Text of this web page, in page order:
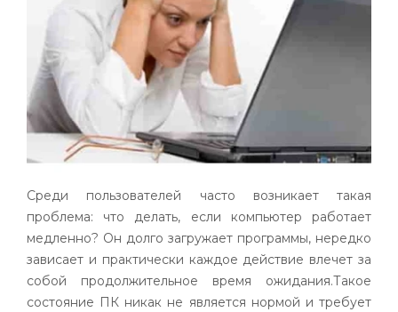
Среди пользователей часто возникает такая
проблема: что делать, если компьютер работает
медленно? Он долго загружает программы, нередко
зависает и практически каждое действие влечет за
собой продолжительное время ожидания.Такое
состояние ПК никак не является нормой и требует